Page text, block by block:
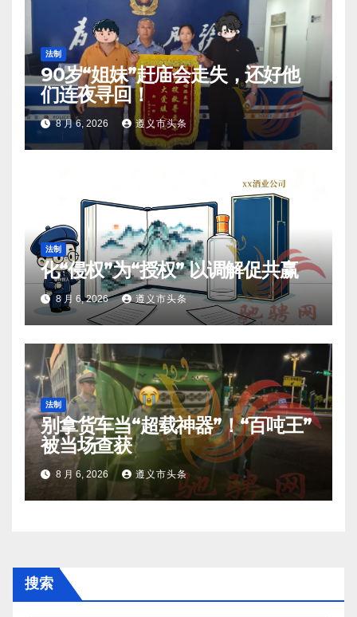
法制
90岁“姐妹”赶庙会走失，还好他
们连夜寻回！
8 月 6, 2026 遵义市头条
法制
化“侵权”为“授权” 以调解促共赢
8 月 6, 2026 遵义市头条
法制
别拿货车当“超载神器”！“百吨王”
被当场查获
8 月 6, 2026 遵义市头条
搜索